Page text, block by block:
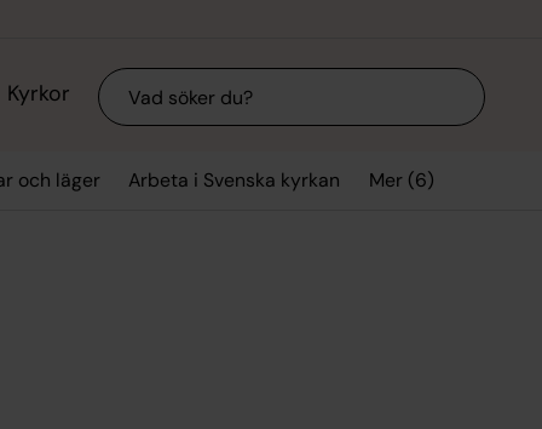
Kyrkor Sök
och läger Arbeta i Svenska kyrkan Mer (6)